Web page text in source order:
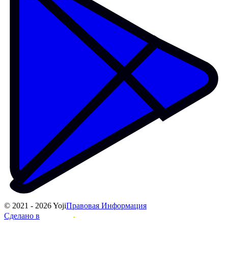
© 2021 - 2026 YojiПравовая Информация
Сделано в